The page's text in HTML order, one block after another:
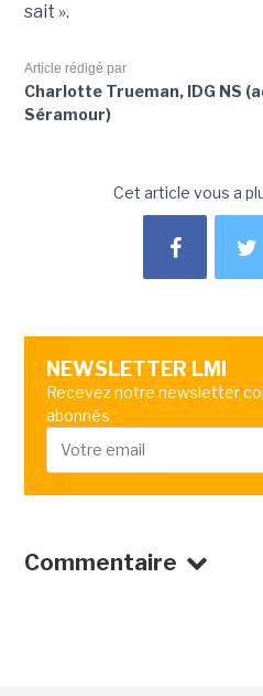
sait ».
Article rédigé par
Charlotte Trueman, IDG NS
Séramour)
Cet article vous a
NEWSLETTER LMI
Recevez notre newsletter
abonnés
Commentaire